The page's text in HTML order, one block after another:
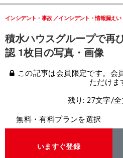
積水ハウスグループで再
認 1枚目の写真・画像
インシデント・事故 インシデント・情報漏えい
この記事は会員限定です。会
ただけま
残り: 27文字/
無料・有料プランを選択
いますぐ登録